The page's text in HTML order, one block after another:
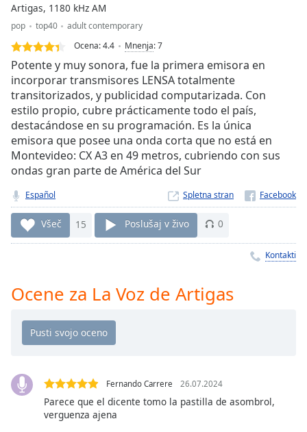
Duration
Loaded:
0.00%
Stream
TypeLIVE
Seek to
live,
currently
behind
LIVE
Remaining
Time-
1x
Playback
Rate
Chapters
descriptions
Subtitles
subtitles
Artigas, 1180 kHz AM
pop top40
adult contemporary
Ocena:4.4 Mnenja:7
Potente y muy sonora, fue la primera emisora en
incorporar transmisores LENSA totalmente
transitorizados, y publicidad computarizada. Con
estilo propio, cubre prácticamente todo el país,
destacándose en su programación. Es la única
emisora que posee una onda corta que no está en
Montevideo: CX A3 en 49 metros, cubriendo con sus
ondas gran parte de América del Sur
Español Spletna stran
Všeč 15 Poslušaj v živo 0
Kontakti
Ocene za La Voz de Artigas
Fernando Carrere 26.07.2024
Parece que el dicente tomo la pastilla de asombrol,
verguenza ajena